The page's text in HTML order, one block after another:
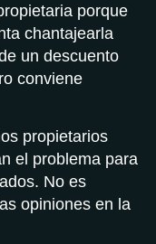
porque
chantajearla
un descuento
conviene
propietarios
el problema para
No es
opiniones en la